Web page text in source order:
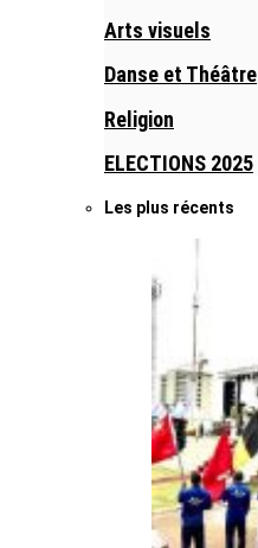
Arts visuels
Danse et Théâtre
Religion
ELECTIONS 2025
Les plus récents